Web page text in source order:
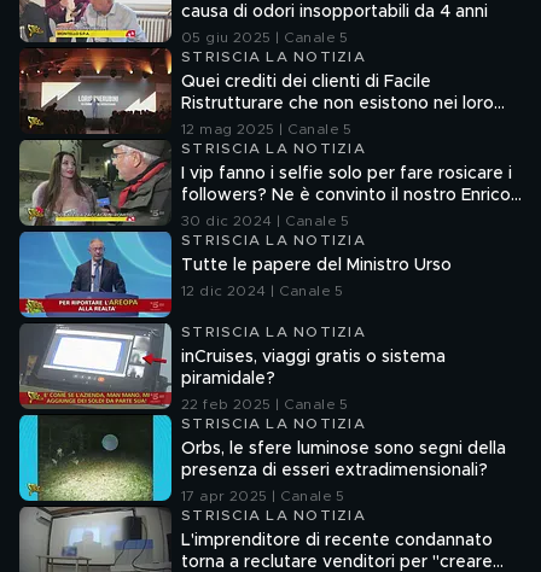
causa di odori insopportabili da 4 anni
05 giu 2025 | Canale 5
STRISCIA LA NOTIZIA
Quei crediti dei clienti di Facile
Ristrutturare che non esistono nei loro
sistemi informatici
12 mag 2025 | Canale 5
STRISCIA LA NOTIZIA
I vip fanno i selfie solo per fare rosicare i
followers? Ne è convinto il nostro Enrico
Lucci
30 dic 2024 | Canale 5
STRISCIA LA NOTIZIA
Tutte le papere del Ministro Urso
12 dic 2024 | Canale 5
STRISCIA LA NOTIZIA
inCruises, viaggi gratis o sistema
piramidale?
22 feb 2025 | Canale 5
STRISCIA LA NOTIZIA
Orbs, le sfere luminose sono segni della
presenza di esseri extradimensionali?
17 apr 2025 | Canale 5
STRISCIA LA NOTIZIA
L'imprenditore di recente condannato
torna a reclutare venditori per "creare